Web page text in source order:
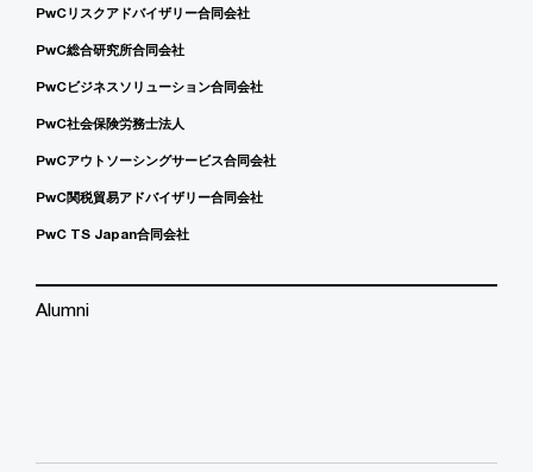
PwCリスクアドバイザリー合同会社
PwC総合研究所合同会社
PwCビジネスソリューション合同会社
PwC社会保険労務士法人
PwCアウトソーシングサービス合同会社
PwC関税貿易アドバイザリー合同会社
PwC TS Japan合同会社
Alumni